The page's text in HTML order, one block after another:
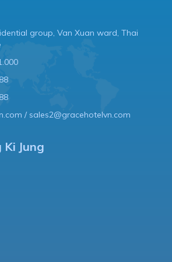
group, Van Xuan ward, Thai
/ sales2@gracehotelvn.com
Ki Jung